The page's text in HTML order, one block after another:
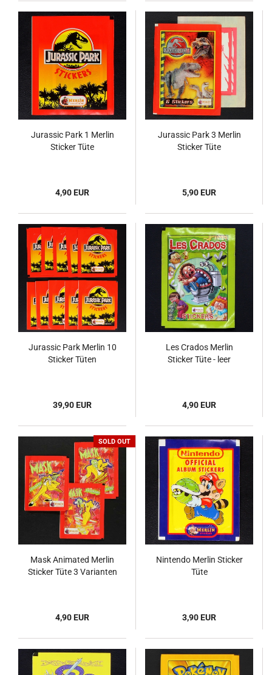
Jurassic Park 1 Merlin
Sticker Tüte
4,90 EUR
Jurassic Park 3 Merlin
Sticker Tüte
5,90 EUR
Jurassic Park Merlin 10
Sticker Tüten
39,90 EUR
Les Crados Merlin
Sticker Tüte - leer
4,90 EUR
SOLD OUT
Mask Animated Merlin
Sticker Tüte 3 Varianten
4,90 EUR
Nintendo Merlin Sticker
Tüte
3,90 EUR